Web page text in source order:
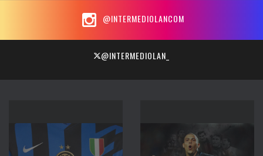
@INTERMEDIOLANCOM
@INTERMEDIOLAN_